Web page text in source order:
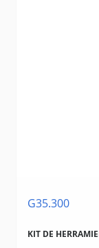
G35.300
KIT DE